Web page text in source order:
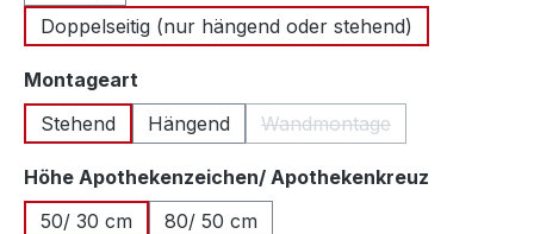
Doppelseitig (nur hängend oder stehend)
Montageart
Stehend
Hängend Wandmontage
(Diese Option ist zurzeit
Höhe Apothekenzeichen/ Apothekenkreuz
50/ 30 cm
80/ 50 cm